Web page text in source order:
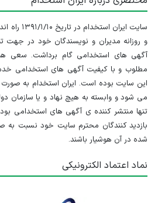
سایت ایران
و روزانه مدیران و نویسندگان خود در جهت
آگهی های استخدامی گام برداشت. سعی
مطلوب و با کیفیت آگهی های استخدامی
این سایت بوده است. ایران استخدام به
می شود و وابسته به هیچ نهاد و یا سازمان
تنها منتشر کننده ی آگهی های استخدامی
بازدید کنندگان محترم سایت خود نسبت
شده در آن هوشیار باشند.
نماد اعتماد الکترونیکی